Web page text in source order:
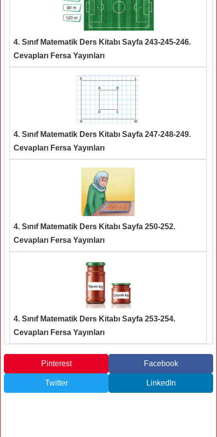
4. Sınıf Matematik Ders Kitabı Sayfa 243-245-246.
Cevapları Fersa Yayınları
4. Sınıf Matematik Ders Kitabı Sayfa 247-248-249.
Cevapları Fersa Yayınları
4. Sınıf Matematik Ders Kitabı Sayfa 250-252.
Cevapları Fersa Yayınları
4. Sınıf Matematik Ders Kitabı Sayfa 253-254.
Cevapları Fersa Yayınları
Pinterest Facebook
Twitter LinkedIn